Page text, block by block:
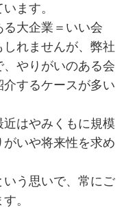
ます。
大企業＝いい会
れませんが、弊社
やりがいのある会
するケースが多い
はやみくもに規模
いや将来性を求め
いう思いで、常にご
。